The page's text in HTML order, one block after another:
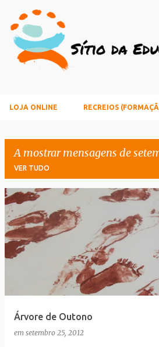
LOJA ONLINE RECREIOS
A mostrar mensagens de
VER TUDO
M
e
n
s
Árvore de Outono
em setembro 25, 2012